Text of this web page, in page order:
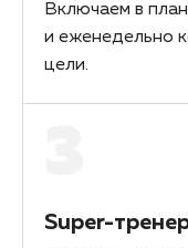
Включаем в
и еженедельно
цели.
Super-